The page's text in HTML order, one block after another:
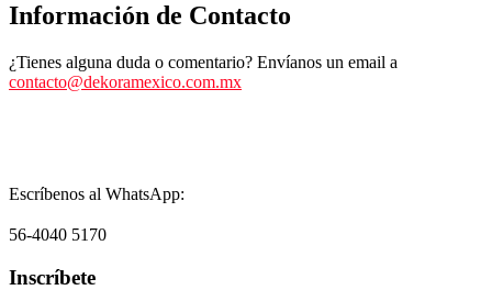
Información de Contacto
¿Tienes alguna duda o comentario? Envíanos un email a
contacto@dekoramexico.com.mx
Escríbenos al WhatsApp:
56-4040 5170
Inscríbete